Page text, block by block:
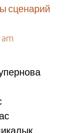
сценарий